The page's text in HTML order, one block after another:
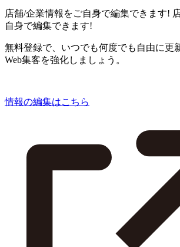
店舗/企業情報をご自身で編集できます!
自身で編集できます!
無料登録で、いつでも何度でも自由に更
Web集客を強化しましょう。
情報の編集はこちら